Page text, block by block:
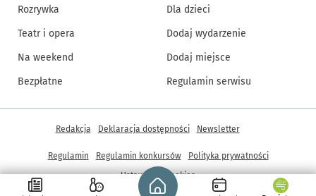
Strona główna - wroclaw.pl
Rozrywka
Teatr i opera
Na weekend
Bezpłatne
Dla dzieci
Dodaj wydarzenie
Dodaj miejsce
Regulamin serwisu
Inne informacje
Redakcja Deklaracja dostępności Newsletter
Regulamin Regulamin konkursów
Polityka prywatności
Ustawienia cookies